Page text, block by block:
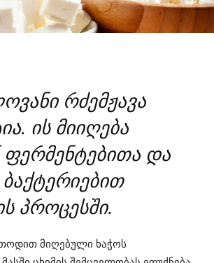
რძემჟავა
ის მიიღება
ფერმენტებითა და
ბაქტერიებით
პროცესში.
მიღებული ხაჭოს